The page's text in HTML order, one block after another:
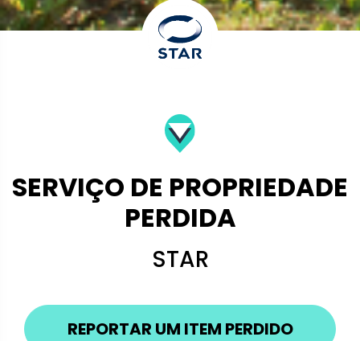
SERVIÇO DE PROPRIEDADE
PERDIDA
STAR
REPORTAR UM ITEM PERDIDO